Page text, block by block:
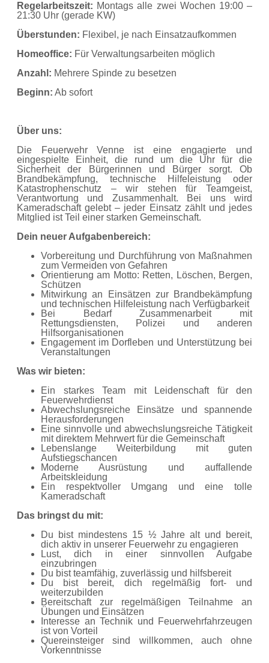
Regelarbeitszeit: Montags alle zwei Wochen 19:00 –
21:30 Uhr (gerade KW)
Überstunden: Flexibel, je nach Einsatzaufkommen
Homeoffice: Für Verwaltungsarbeiten möglich
Anzahl: Mehrere Spinde zu besetzen
Beginn: Ab sofort
Über uns:
Die Feuerwehr Venne ist eine engagierte und
eingespielte Einheit, die rund um die Uhr für die
Sicherheit der Bürgerinnen und Bürger sorgt. Ob
Brandbekämpfung, technische Hilfeleistung oder
Katastrophenschutz – wir stehen für Teamgeist,
Verantwortung und Zusammenhalt. Bei uns wird
Kameradschaft gelebt – jeder Einsatz zählt und jedes
Mitglied ist Teil einer starken Gemeinschaft.
Dein neuer Aufgabenbereich:
Vorbereitung und Durchführung von Maßnahmen
zum Vermeiden von Gefahren
Orientierung am Motto: Retten, Löschen, Bergen,
Schützen
Mitwirkung an Einsätzen zur Brandbekämpfung
und technischen Hilfeleistung nach Verfügbarkeit
Bei Bedarf Zusammenarbeit mit
Rettungsdiensten, Polizei und anderen
Hilfsorganisationen
Engagement im Dorfleben und Unterstützung bei
Veranstaltungen
Was wir bieten:
Ein starkes Team mit Leidenschaft für den
Feuerwehrdienst
Abwechslungsreiche Einsätze und spannende
Herausforderungen
Eine sinnvolle und abwechslungsreiche Tätigkeit
mit direktem Mehrwert für die Gemeinschaft
Lebenslange Weiterbildung mit guten
Aufstiegschancen
Moderne Ausrüstung und auffallende
Arbeitskleidung
Ein respektvoller Umgang und eine tolle
Kameradschaft
Das bringst du mit:
Du bist mindestens 15 ½ Jahre alt und bereit,
dich aktiv in unserer Feuerwehr zu engagieren
Lust, dich in einer sinnvollen Aufgabe
einzubringen
Du bist teamfähig, zuverlässig und hilfsbereit
Du bist bereit, dich regelmäßig fort- und
weiterzubilden
Bereitschaft zur regelmäßigen Teilnahme an
Übungen und Einsätzen
Interesse an Technik und Feuerwehrfahrzeugen
ist von Vorteil
Quereinsteiger sind willkommen, auch ohne
Vorkenntnisse